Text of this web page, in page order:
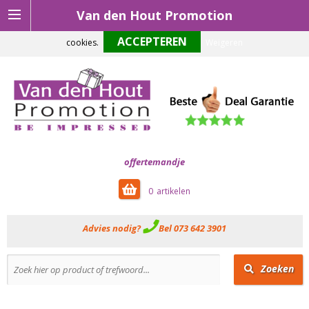
Van den Hout Promotion
offertemandje
0
Advies nodig? Bel 073 642 3901
Zoeken
Om onze website optimaal te laten functioneren maken wij gebruik van
cookies.